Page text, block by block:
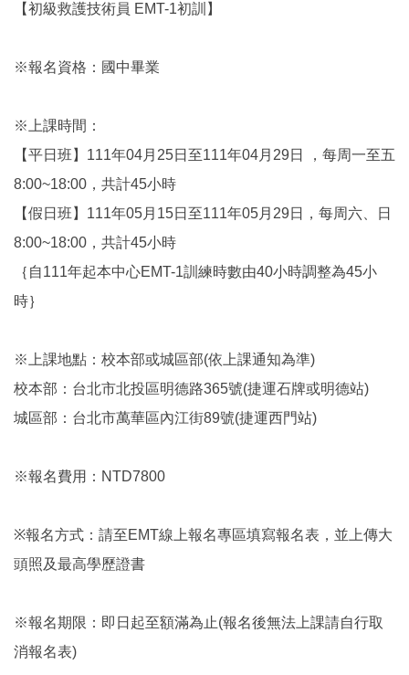
【初級救護技術員 EMT-1初訓】
※報名資格：國中畢業
※上課時間：
【平日班】111年04月25日至111年04月29日 ，每周一至五
8:00~18:00，共計45小時
【假日班】111年05月15日至111年05月29日，每周六、日
8:00~18:00，共計45小時
｛自111年起本中心EMT-1訓練時數由40小時調整為45小
時｝
※上課地點：校本部或城區部(依上課通知為準)
校本部：台北市北投區明德路365號(捷運石牌或明德站)
城區部：台北市萬華區內江街89號(捷運西門站)
※報名費用：NTD7800
※報名方式：請至EMT線上報名專區填寫報名表，並上傳大
頭照及最高學歷證書
※報名期限：即日起至額滿為止(報名後無法上課請自行取
消報名表)